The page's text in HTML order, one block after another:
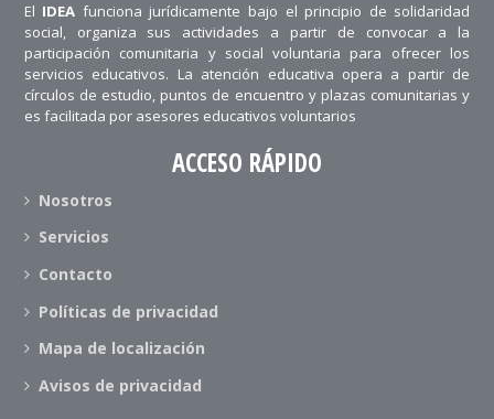
El IDEA funciona jurídicamente bajo el principio de solidaridad
social, organiza sus actividades a partir de convocar a la
participación comunitaria y social voluntaria para ofrecer los
servicios educativos. La atención educativa opera a partir de
círculos de estudio, puntos de encuentro y plazas comunitarias y
es facilitada por asesores educativos voluntarios
ACCESO RÁPIDO
Nosotros
Servicios
Contacto
Políticas de privacidad
Mapa de localización
Avisos de privacidad